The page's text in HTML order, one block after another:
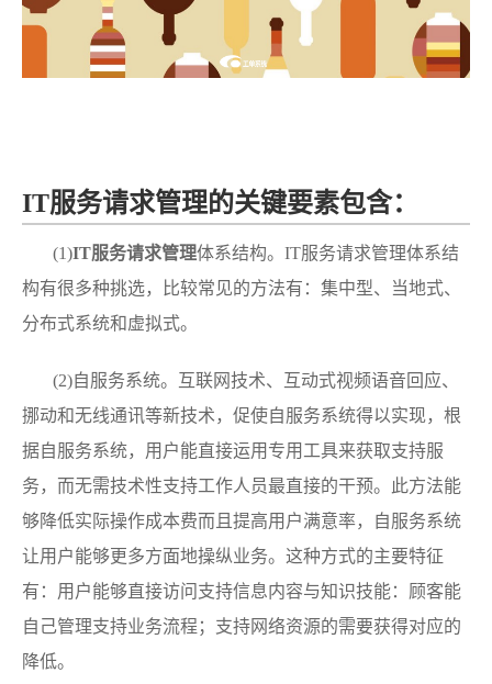
IT服务请求管理的关键要素包含：
(1)IT服务请求管理体系结构。IT服务请求管理体系结
构有很多种挑选，比较常见的方法有：集中型、当地式、
分布式系统和虚拟式。
(2)自服务系统。互联网技术、互动式视频语音回应、
挪动和无线通讯等新技术，促使自服务系统得以实现，根
据自服务系统，用户能直接运用专用工具来获取支持服
务，而无需技术性支持工作人员最直接的干预。此方法能
够降低实际操作成本费而且提高用户满意率，自服务系统
让用户能够更多方面地操纵业务。这种方式的主要特征
有：用户能够直接访问支持信息内容与知识技能：顾客能
自己管理支持业务流程；支持网络资源的需要获得对应的
降低。